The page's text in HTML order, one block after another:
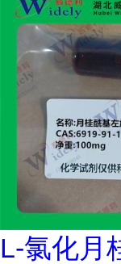
L-氯化月